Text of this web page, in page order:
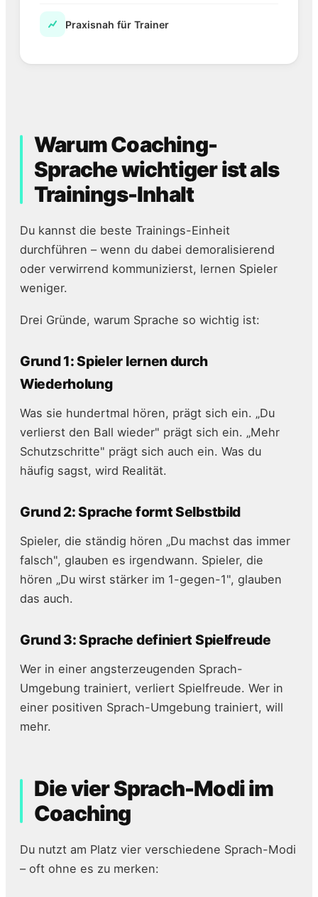
Warum Coaching-
Sprache wichtiger ist als
Trainings-Inhalt
Du kannst die beste Trainings-Einheit
durchführen – wenn du dabei demoralisierend
oder verwirrend kommunizierst, lernen Spieler
weniger.
Drei Gründe, warum Sprache so wichtig ist:
Grund 1: Spieler lernen durch
Wiederholung
Was sie hundertmal hören, prägt sich ein. „Du
verlierst den Ball wieder" prägt sich ein. „Mehr
Schutzschritte" prägt sich auch ein. Was du
häufig sagst, wird Realität.
Grund 2: Sprache formt Selbstbild
Spieler, die ständig hören „Du machst das immer
falsch", glauben es irgendwann. Spieler, die
hören „Du wirst stärker im 1-gegen-1", glauben
das auch.
Grund 3: Sprache definiert Spielfreude
Wer in einer angsterzeugenden Sprach-
Umgebung trainiert, verliert Spielfreude. Wer in
einer positiven Sprach-Umgebung trainiert, will
mehr.
Die vier Sprach-Modi im
Coaching
Du nutzt am Platz vier verschiedene Sprach-Modi
– oft ohne es zu merken:
Praxisnah für Trainer